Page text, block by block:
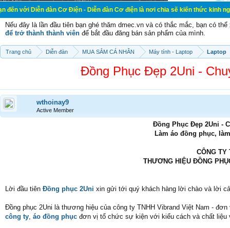
đàn Cơ Điện - Diễn đàn Cơ điện là nơi chia sẽ kiến thức kinh nghiệm
Nếu đây là lần đầu tiên bạn ghé thăm dmec.vn và có thắc mắc, bạn có
để trở thành thành viên để bắt đầu đăng bán sản phẩm của mình.
Trang chủ Diễn đàn MUA SẮM CÁ NHÂN Máy tính - Laptop Laptop
Đồng Phục Đẹp 2Uni -
wthoinay9
Active Member
Đồng Phục Đẹp 2Uni -
Làm áo đồng phục,
CÔNG TY
THƯƠNG HIỆU ĐỒNG
Lời đầu tiên Đồng phục 2Uni xin gửi tới quý khách hàng lời chào và lời
Đồng phục 2Uni là thương hiệu của công ty TNHH Vibrand Việt Nam -
công ty, áo đồng phục đơn vị tổ chức sự kiện với kiểu cách và chất liệu